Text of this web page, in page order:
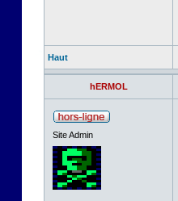
Haut
hERMOL
Site Admin